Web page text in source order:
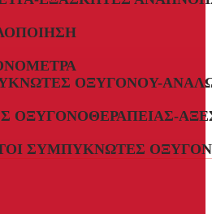
ΟΞΥΓΌΝΟΥ-
ΟΞΥΓΟΝΟΘΕΡΑΠΕΊΑΣ-
ΣΥΜΠΥΚΝΩΤΈΣ